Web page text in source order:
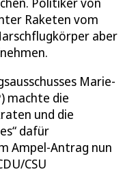
Raketen vom
aber
Marie-
machte die
und die
dafür
Ampel-Antrag nun
CSU